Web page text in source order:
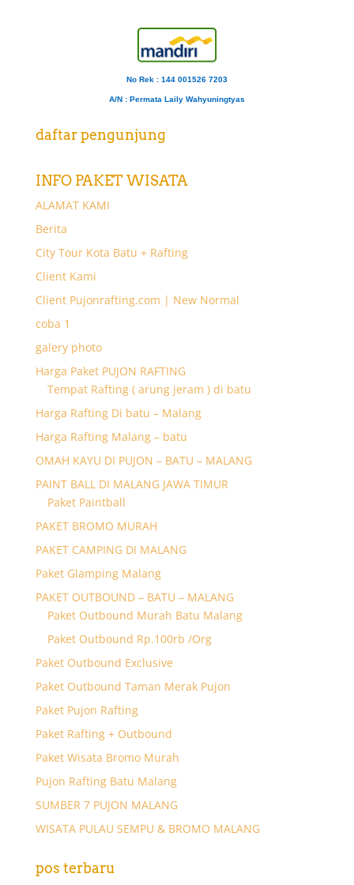
No Rek : 144 001526 7203
A/N : Permata Laily Wahyuningtyas
daftar pengunjung
INFO PAKET WISATA
ALAMAT KAMI
Berita
City Tour Kota Batu + Rafting
Client Kami
Client Pujonrafting.com | New Normal
coba 1
galery photo
Harga Paket PUJON RAFTING
Tempat Rafting ( arung jeram ) di batu
Harga Rafting Di batu – Malang
Harga Rafting Malang – batu
OMAH KAYU DI PUJON – BATU – MALANG
PAINT BALL DI MALANG JAWA TIMUR
Paket Paintball
PAKET BROMO MURAH
PAKET CAMPING DI MALANG
Paket Glamping Malang
PAKET OUTBOUND – BATU – MALANG
Paket Outbound Murah Batu Malang
Paket Outbound Rp.100rb /Org
Paket Outbound Exclusive
Paket Outbound Taman Merak Pujon
Paket Pujon Rafting
Paket Rafting + Outbound
Paket Wisata Bromo Murah
Pujon Rafting Batu Malang
SUMBER 7 PUJON MALANG
WISATA PULAU SEMPU & BROMO MALANG
pos terbaru